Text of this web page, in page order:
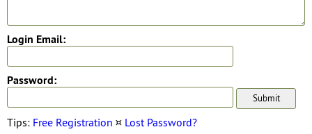
Login Email:
Password:
Tips: Free Registration ¤ Lost Password?